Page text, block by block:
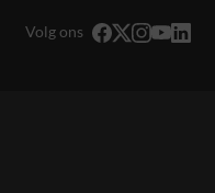
Volg ons